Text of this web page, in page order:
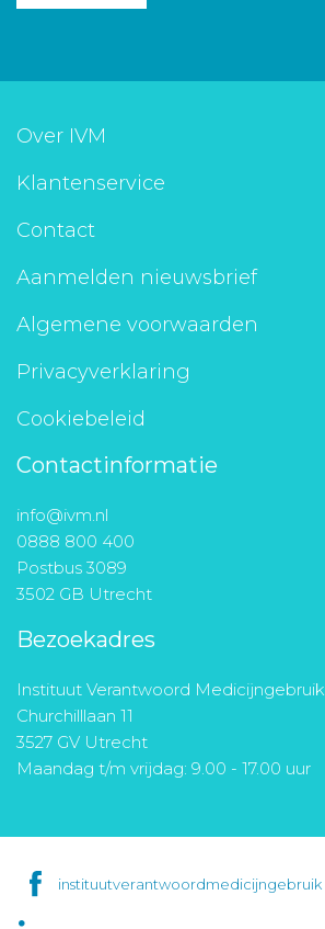
Over IVM
Klantenservice
Contact
Aanmelden nieuwsbrief
Algemene voorwaarden
Privacyverklaring
Cookiebeleid
Contactinformatie
info@ivm.nl
0888 800 400
Postbus 3089
3502 GB Utrecht
Bezoekadres
Instituut Verantwoord Medicijngebruik
Churchilllaan 11
3527 GV Utrecht
Maandag t/m vrijdag: 9.00 - 17.00 uur
instituutverantwoordmedicijngebruik